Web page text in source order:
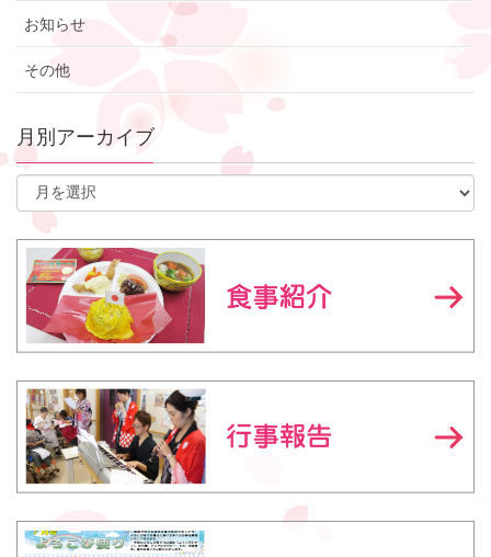
お知らせ
その他
月別アーカイブ